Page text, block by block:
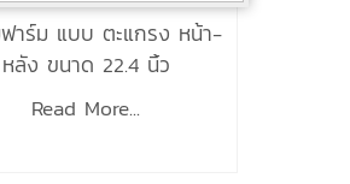
าร์ม แบบ ตะแกรง หน้า-
หลัง ขนาด 22.4 นิ้ว
Read More...